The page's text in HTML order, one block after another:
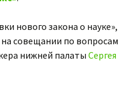
нового закона о науке»,
на совещании по вопросам
нижней палаты Сергея